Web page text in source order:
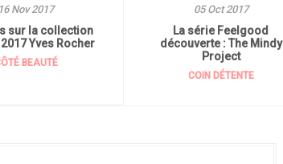
16 Nov 2017
sur la collection
Yves Rocher
BEAUTÉ
05 Oct 2017
La série Feelgood
découverte : The Mindy
Project
COIN DÉTENTE